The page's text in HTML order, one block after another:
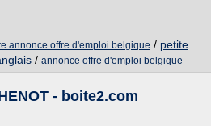
annonce offre d'emploi belgique / petite
/ annonce offre d'emploi belgique
- boite2.com